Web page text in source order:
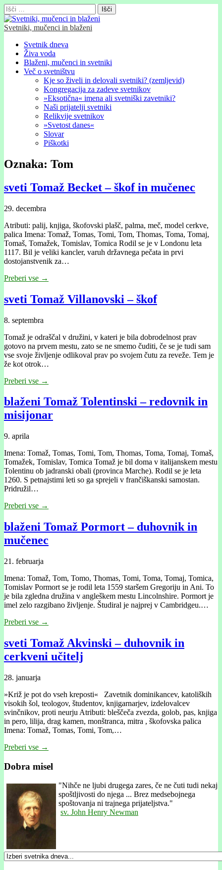
Išči:
Svetniki, mučenci in blaženi
Glavni
meni
Skip
content
Svetnik dneva
Živa voda
Blaženi, mučenci in svetniki
Več o svetništvu
Kje so živeli in delovali svetniki? (zemljevid)
Kongregacija za zadeve svetnikov
»Eksotična« imena ali svetniški zavetniki?
Naši prijatelji svetniki
Relikvije svetnikov
»Svetost danes«
Slovar
Piškotki
Oznaka: Tom
sveti Tomaž Becket – škof in mučenec
29. decembra
Atributi: palij, knjiga, škofovski plašč, palma, meč, model cerkve,
palica Imena: Tomaž, Tomas, Tomi, Tom, Thomas, Toma, Tomaj,
Tomaš, Tomažek, Tomislav, Tomica Rodil se je v Londonu leta
1117. Bil je veliki kancler, varuh državnega pečata in prvi
dostojanstvenik za…
Preberi vse →
sveti Tomaž Villanovski – škof
8. septembra
Tomaž je odraščal v družini, v kateri je bila dobrodelnost prav
gotovo na prvem mestu, zato se ne smemo čuditi, če se je tudi sam
vse svoje življenje odlikoval prav po svojem čutu za reveže. Tem je
že kot otrok…
Preberi vse →
blaženi Tomaž Tolentinski – redovnik in
misijonar
9. aprila
Imena: Tomaž, Tomas, Tomi, Tom, Thomas, Toma, Tomaj, Tomaš,
Tomažek, Tomislav, Tomica Tomaž je bil doma v italijanskem mestu
Tolentinu ob jadranski obali (provinca Marche). Rodil se je leta
1260. S petnajstimi leti so ga sprejeli v frančiškanski samostan.
Pridružil…
Preberi vse →
blaženi Tomaž Pormort – duhovnik in
mučenec
21. februarja
Imena: Tomaž, Tom, Tomo, Thomas, Tomi, Toma, Tomaj, Tomica,
Tomislav Pormort se je rodil leta 1559 staršem Gregoriju in Ani. To
je bila zgledna družina v angleškem mestu Lincolnshire. Pormort je
imel zelo razgibano življenje. Študiral je najprej v Cambridgeu.…
Preberi vse →
sveti Tomaž Akvinski – duhovnik in
cerkveni učitelj
28. januarja
»Križ je pot do vseh kreposti« Zavetnik dominikancev, katoliških
visokih šol, teologov, študentov, knjigarnarjev, izdelovalcev
svinčnikov, proti neurju Atributi: bleščeča zvezda, golob, pas, knjiga
in pero, lilija, drag kamen, monštranca, mitra , škofovska palica
Imena: Tomaž, Tomas, Tomi, Tom,…
Preberi vse →
Dobra misel
"Nihče ne ljubi drugega zares, če ne čuti tudi nekaj
spoštljivosti do njega ... Brez medsebojnega
spoštovanja ni trajnega prijateljstva."
sv. John Henry Newman